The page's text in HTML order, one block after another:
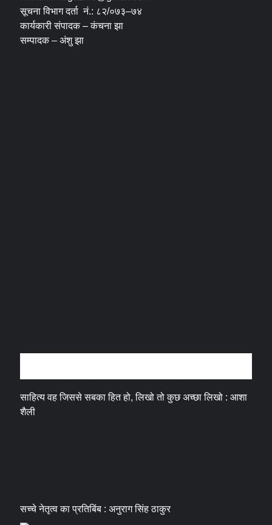
सूचना विभाग दर्ता नं.: ८२/०७३–७४
कार्यकारी संपादक – कंचना झा
सम्पादक – अंशु झा
साहित्य वह जिससे सबका हित हो, लिखो तो कुछ अच्छा लिखो : आशा
शैली
सच्चे नेतृत्व का प्रतिबिंब : अनुराग सिंह ठाकुर